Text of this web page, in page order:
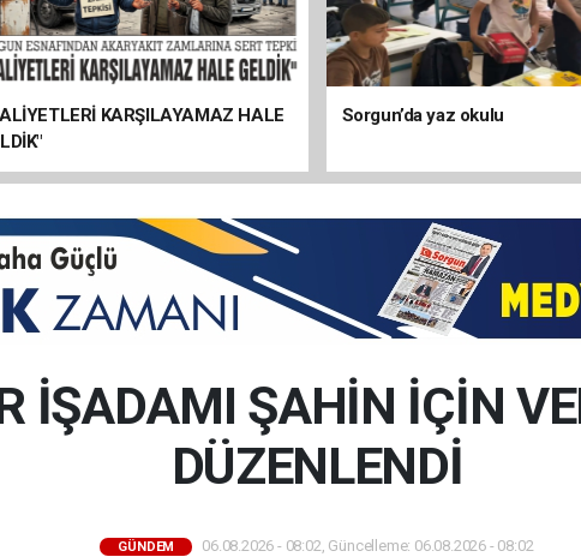
KARŞILAYAMAZ HALE
Sorgun’da yaz okulu
İŞADAMI ŞAHİN İÇİN
DÜZENLENDİ
GÜNDEM 06.08.2026 - 08:02, Güncelleme: 06.08.2026 - 08:02